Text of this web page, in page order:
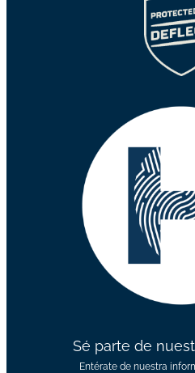
Sé parte de
Entérate de nuestra